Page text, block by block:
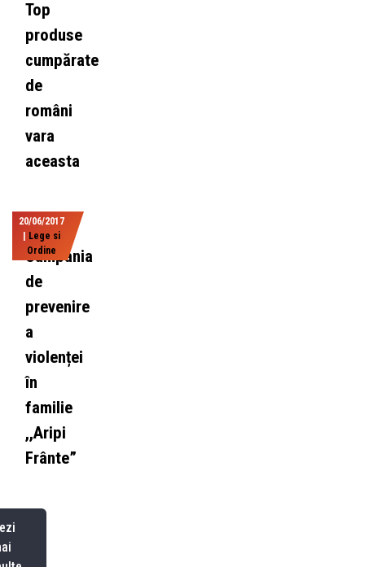
Top
produse
cumpărate
de
români
vara
aceasta
20/06/2017
Lege si
Ordine
Campania
de
prevenire
a
violenței
în
familie
,,Aripi
Frânte”